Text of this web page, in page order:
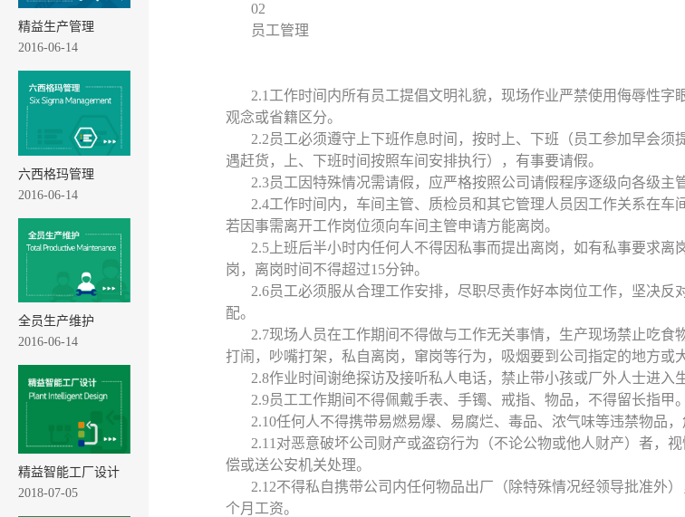
精益生产管理
2016-06-14
六西格玛管理
2016-06-14
全员生产维护
2016-06-14
精益智能工厂设计
2018-07-05
02
员工管理
2.1工作时间内所有员工提倡文明礼貌，现场作业严禁使用侮辱性
观念或省籍区分。
2.2员工必须遵守上下班作息时间，按时上、下班（员工参加早会须
遇赶货，上、下班时间按照车间安排执行），有事要请假。
2.3员工因特殊情况需请假，应严格按照公司请假程序逐级向各级主
2.4工作时间内，车间主管、质检员和其它管理人员因工作关系在车
若因事需离开工作岗位须向车间主管申请方能离岗。
2.5上班后半小时内任何人不得因私事而提出离岗，如有私事要求
岗，离岗时间不得超过15分钟。
2.6员工必须服从合理工作安排，尽职尽责作好本岗位工作，坚决
配。
2.7现场人员在工作期间不得做与工作无关事情，生产现场禁止吃
打闹，吵嘴打架，私自离岗，窜岗等行为，吸烟要到公司指定的地方或
2.8作业时间谢绝探访及接听私人电话，禁止带小孩或厂外人士进入
2.9员工工作期间不得佩戴手表、手镯、戒指、物品，不得留长指甲。
2.10任何人不得携带易燃易爆、易腐烂、毒品、浓气味等违禁物品
2.11对恶意破坏公司财产或盗窃行为（不论公物或他人财产）者，
偿或送公安机关处理。
2.12不得私自携带公司内任何物品出厂（除特殊情况经领导批准外
个月工资。